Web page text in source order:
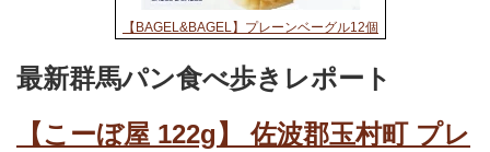
【BAGEL&BAGEL】プレーンベーグル12個
最新群馬パン食べ歩きレポート
【こーぼ屋 122g】 佐波郡玉村町 プレ